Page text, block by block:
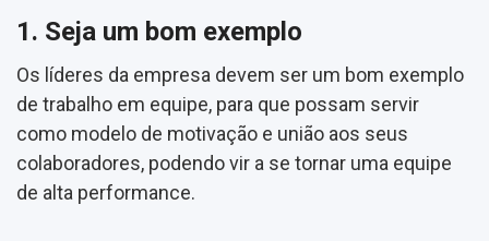
1. Seja um bom exemplo
Os líderes da empresa devem ser um bom exemplo
de trabalho em equipe, para que possam servir
como modelo de motivação e união aos seus
colaboradores, podendo vir a se tornar uma equipe
de alta performance.